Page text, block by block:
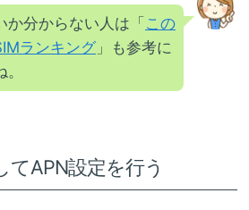
か分からない人は「 この
ランキング 」も参考に
てAPN設定を行う